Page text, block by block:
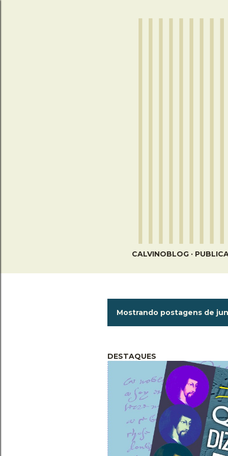
CALVINOBLOG
o
t
a
g
e
n
Mostrando postagens de
DESTAQUES